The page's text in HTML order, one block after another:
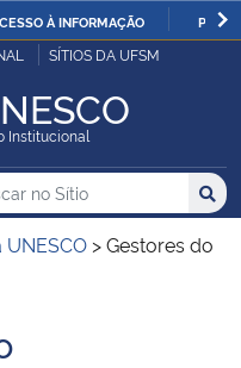
À INFORMAÇÃO
SÍTIOS DA UFSM
Institucional
no no Sítio
>Gestores do